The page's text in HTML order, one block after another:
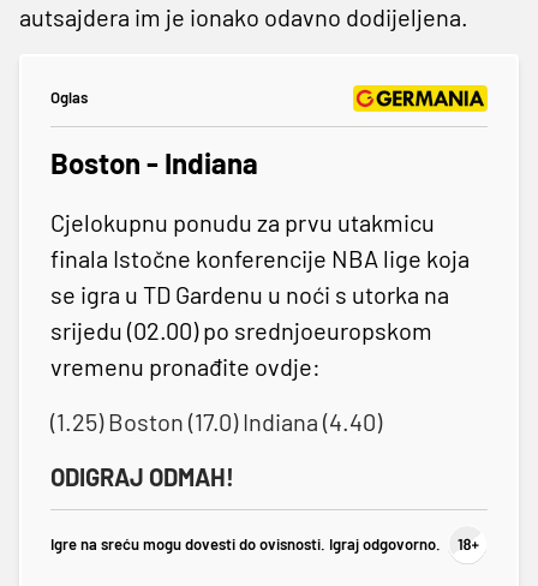
autsajdera im je ionako odavno dodijeljena.
Oglas
Boston - Indiana
Cjelokupnu ponudu za prvu utakmicu
finala Istočne konferencije NBA lige koja
se igra u TD Gardenu u noći s utorka na
srijedu (02.00) po srednjoeuropskom
vremenu pronađite ovdje:
(1.25) Boston (17.0) Indiana (4.40)
ODIGRAJ ODMAH!
Igre na sreću mogu dovesti do ovisnosti. Igraj odgovorno.